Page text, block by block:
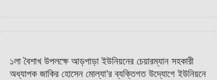
১লা বৈশাখ উপলক্ষে আড়পাড়া ইউনিয়নের চেয়ারম্যান সহকারী
অধ্যাপক জাকির হোসেন মোল্যা’র ব্যক্তিগত উদ্যোগে ইউনিয়নে